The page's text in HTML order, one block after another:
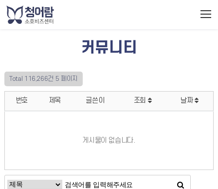
커뮤니티
Total 116,266건 5 페이지
번호 제목 글쓴이 조회 날짜
게시물이 없습니다.